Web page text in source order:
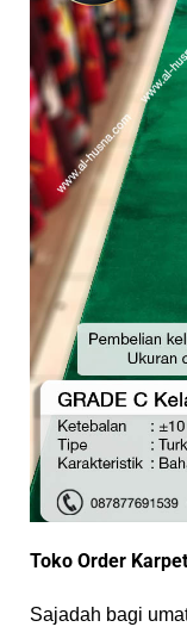
Toko Order
Sajadah bagi